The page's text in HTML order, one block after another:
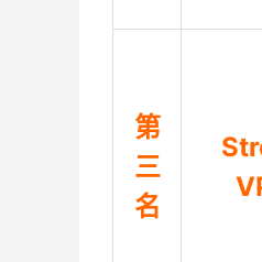
第
三
名